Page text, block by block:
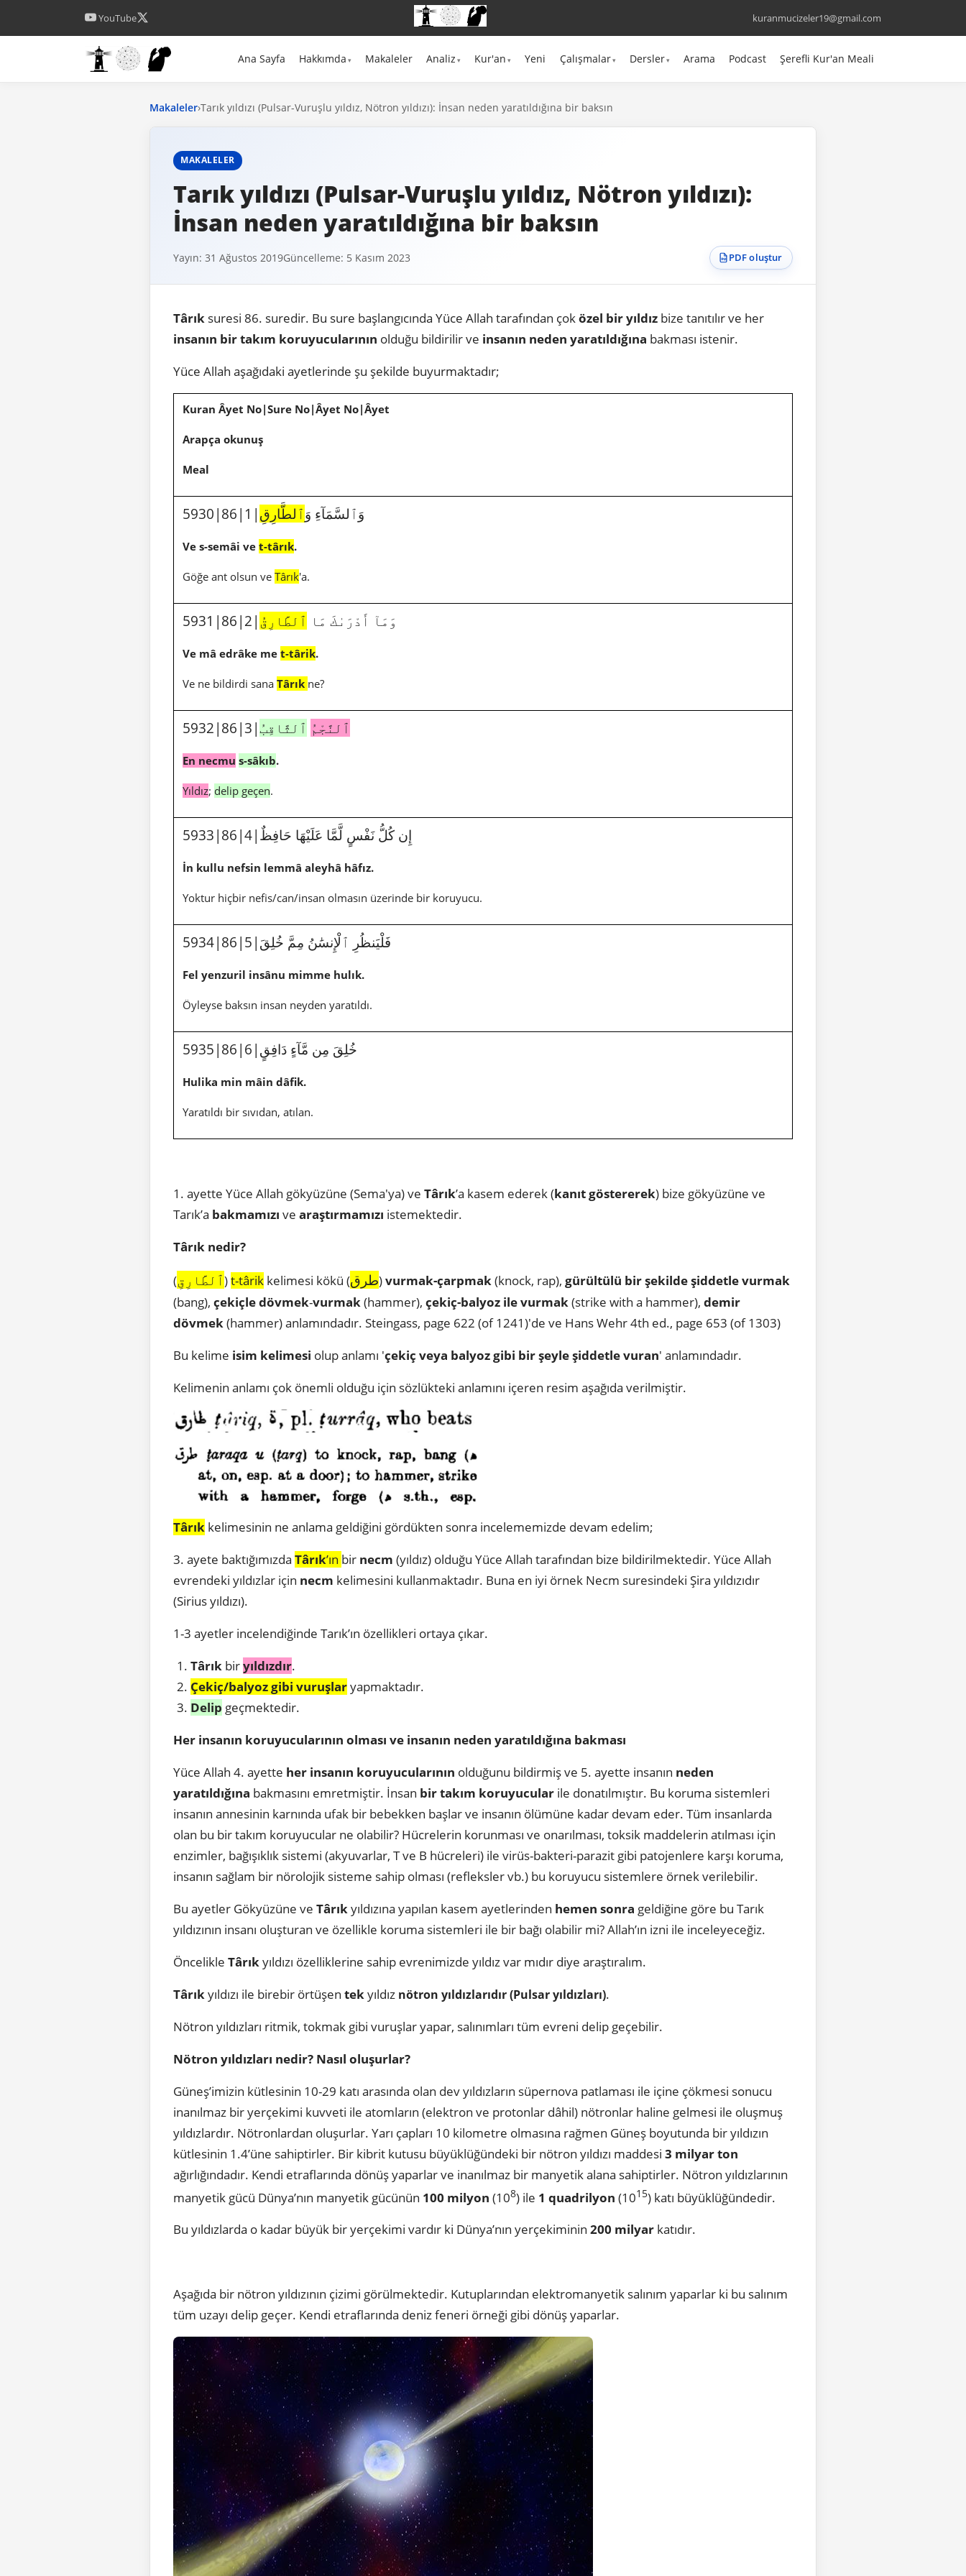
YouTube kuranmucizeler19@gmail.com
Ana Sayfa Hakkımda Makaleler Analiz Kur'an Yeni Çalışmalar Dersler Arama Podcast Şerefli Kur'an Meali
Makaleler›Tarık yıldızı (Pulsar-Vuruşlu yıldız, Nötron yıldızı): İnsan neden yaratıldığına bir baksın
MAKALELER
Tarık yıldızı (Pulsar-Vuruşlu yıldız, Nötron yıldızı):
İnsan neden yaratıldığına bir baksın
Yayın: 31 Ağustos 2019Güncelleme: 5 Kasım 2023 PDF oluştur
Târık suresi 86. suredir. Bu sure başlangıcında Yüce Allah tarafından çoközel bir yıldız bize tanıtılır ve her
insanın bir takım koruyucularının olduğu bildirilir ve insanın neden yaratıldığına bakması istenir.
Yüce Allah aşağıdaki ayetlerinde şu şekilde buyurmaktadır;
Kuran Âyet No|Sure No|Âyet No|Âyet
Arapça okunuş
Meal
5930|86|1|وَٱلسَّمَآءِ وَٱلطَّارِقِ
Ve s-semâi ve t-târık.
Göğe ant olsun ve Târık'a.
5931|86|2|وَمَآ أَدْرَىٰكَ مَا ٱلطَّارِقُ
Ve mâ edrâke me t-târik.
Ve ne bildirdi sana Târık ne?
5932|86|3| ٱلنَّجْمُ ٱلثَّاقِبُ
En necmu s-sâkıb.
Yıldız; delip geçen.
5933|86|4|إِن كُلُّ نَفْسٍ لَّمَّا عَلَيْهَا حَافِظٌ
İn kullu nefsin lemmâ aleyhâ hâfız.
Yoktur hiçbir nefis/can/insan olmasın üzerinde bir koruyucu.
5934|86|5|فَلْيَنظُرِ ٱلْإِنسَٰنُ مِمَّ خُلِقَ
Fel yenzuril insânu mimme hulık.
Öyleyse baksın insan neyden yaratıldı.
5935|86|6|خُلِقَ مِن مَّآءٍ دَافِقٍ
Hulika min mâin dâfik.
Yaratıldı bir sıvıdan, atılan.
1. ayette Yüce Allah gökyüzüne (Sema'ya) ve Târık’a kasem ederek (kanıt göstererek) bize gökyüzüne ve
Tarık’a bakmamızı ve araştırmamızı istemektedir.
Târık nedir?
(ٱلطَّارِقِ)t-târik kelimesi kökü (طرق)vurmak-çarpmak(knock, rap), gürültülü bir şekilde şiddetle vurmak
(bang), çekiçledövmek-vurmak(hammer), çekiç-balyoz ile vurmak(strike with a hammer), demir
dövmek(hammer) anlamındadır. Steingass, page 622 (of 1241)'de ve Hans Wehr 4th ed., page 653 (of 1303)
Bu kelime isim kelimesi olup anlamı 'çekiç veya balyoz gibi bir şeyle şiddetle vuran' anlamındadır.
Kelimenin anlamı çok önemli olduğu için sözlükteki anlamını içeren resim aşağıda verilmiştir.
Târık kelimesinin ne anlama geldiğini gördükten sonra incelememizde devam edelim;
3. ayete baktığımızda Târık’ın bir necm (yıldız) olduğu Yüce Allah tarafından bize bildirilmektedir. Yüce Allah
evrendeki yıldızlar için necm kelimesini kullanmaktadır. Buna en iyi örnek Necm suresindeki Şira yıldızıdır
(Sirius yıldızı).
1-3 ayetler incelendiğinde Tarık’ın özellikleri ortaya çıkar.
Târık biryıldızdır.
Çekiç/balyoz gibi vuruşlaryapmaktadır.
Delip geçmektedir.
Her insanın koruyucularının olması ve insanın neden yaratıldığına bakması
Yüce Allah 4. ayette her insanın koruyucularının olduğunu bildirmiş ve 5. ayette insanın neden
yaratıldığına bakmasını emretmiştir. İnsan bir takım koruyucular ile donatılmıştır. Bu koruma sistemleri
insanın annesinin karnında ufak bir bebekken başlar ve insanın ölümüne kadar devam eder. Tüm insanlarda
olan bu bir takım koruyucular ne olabilir? Hücrelerin korunması ve onarılması, toksik maddelerin atılması için
enzimler, bağışıklık sistemi (akyuvarlar, T ve B hücreleri) ile virüs-bakteri-parazit gibi patojenlere karşı koruma,
insanın sağlam bir nörolojik sisteme sahip olması (refleksler vb.) bu koruyucu sistemlere örnek verilebilir.
Bu ayetler Gökyüzüne ve Târık yıldızına yapılan kasem ayetlerinden hemen sonra geldiğine göre bu Tarık
yıldızının insanı oluşturan ve özellikle koruma sistemleri ile bir bağı olabilir mi? Allah’ın izni ile inceleyeceğiz.
Öncelikle Târık yıldızı özelliklerine sahip evrenimizde yıldız var mıdır diye araştıralım.
Târık yıldızı ile birebir örtüşen tek yıldız nötron yıldızlarıdır (Pulsar yıldızları).
Nötron yıldızları ritmik, tokmak gibi vuruşlar yapar, salınımları tüm evreni delip geçebilir.
Nötron yıldızları nedir? Nasıl oluşurlar?
Güneş’imizin kütlesinin 10-29 katı arasında olan dev yıldızların süpernova patlaması ile içine çökmesi sonucu
inanılmaz bir yerçekimi kuvveti ile atomların (elektron ve protonlar dâhil) nötronlar haline gelmesi ile oluşmuş
yıldızlardır. Nötronlardan oluşurlar. Yarı çapları 10 kilometre olmasına rağmen Güneş boyutunda bir yıldızın
kütlesinin 1.4’üne sahiptirler. Bir kibrit kutusu büyüklüğündeki bir nötron yıldızı maddesi 3 milyar ton
ağırlığındadır. Kendi etraflarında dönüş yaparlar ve inanılmaz bir manyetik alana sahiptirler. Nötron yıldızlarının
manyetik gücü Dünya’nın manyetik gücünün 100 milyon (108) ile 1 quadrilyon (1015) katı büyüklüğündedir.
Bu yıldızlarda o kadar büyük bir yerçekimi vardır ki Dünya’nın yerçekiminin 200 milyar katıdır.
Aşağıda bir nötron yıldızının çizimi görülmektedir. Kutuplarından elektromanyetik salınım yaparlar ki bu salınım
tüm uzayı delip geçer. Kendi etraflarında deniz feneri örneği gibi dönüş yaparlar.